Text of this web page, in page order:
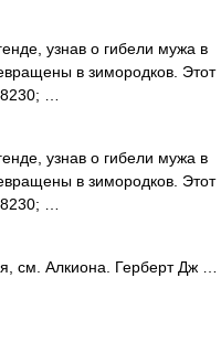
узнав о гибели мужа в
в зимородков. Этот
…
узнав о гибели мужа в
в зимородков. Этот
…
см. Алкиона. Герберт Дж …